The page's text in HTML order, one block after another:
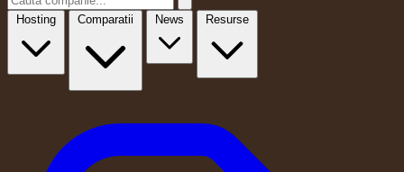
Hosting Comparatii News Resurse